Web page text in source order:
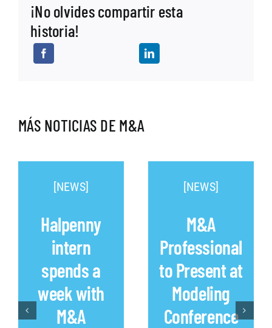
¡No olvides compartir esta
historia!
MÁS NOTICIAS DE M&A
[NEWS]
Halpenny
intern
spends a
week with
M&A
[NEWS]
M&A
Professional
to Present at
Modeling
Conference